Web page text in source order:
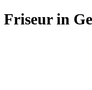
Friseur in